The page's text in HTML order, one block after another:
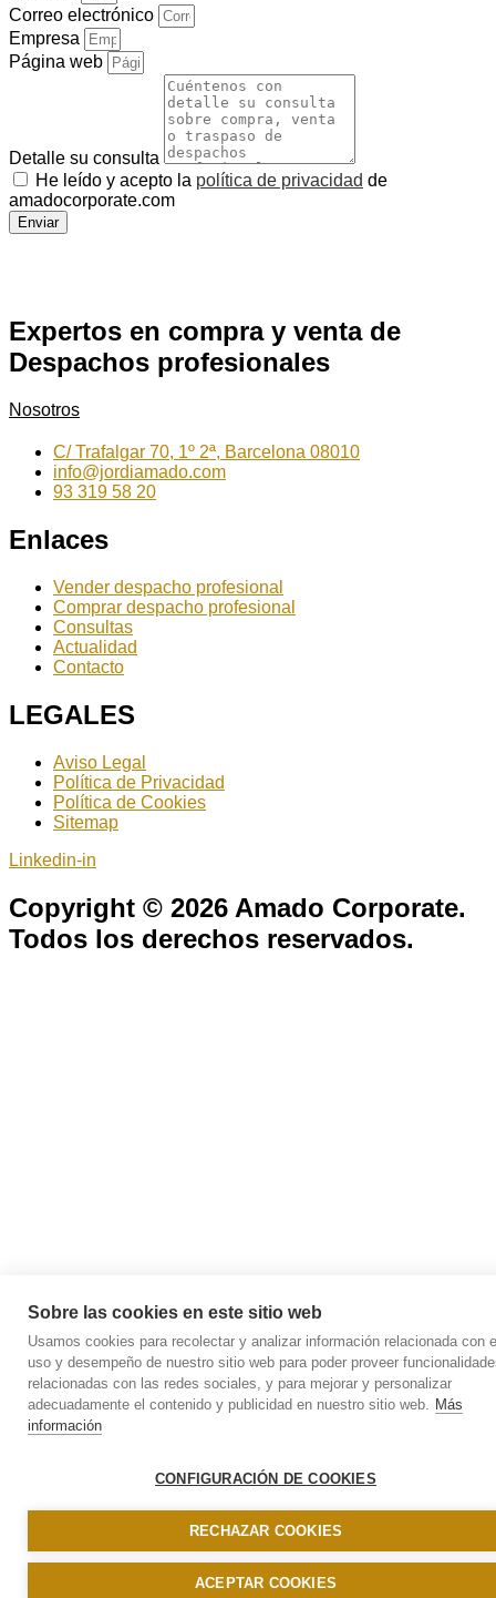
Correo electrónico
Empresa
Página web
Detalle su consulta
He leído y acepto la política de privacidad de
amadocorporate.com
Enviar
Expertos en compra y venta de
Despachos profesionales
Nosotros
C/ Trafalgar 70, 1º 2ª, Barcelona 08010
info@jordiamado.com
93 319 58 20
Enlaces
Vender despacho profesional
Comprar despacho profesional
Consultas
Actualidad
Contacto
LEGALES
Aviso Legal
Política de Privacidad
Política de Cookies
Sitemap
Linkedin-in
Copyright © 2026 Amado Corporate.
Todos los derechos reservados.
Sobre las cookies en este sitio web
Usamos cookies para recolectar y analizar información relacionada con
uso y desempeño de nuestro sitio web para poder proveer
relacionadas con las redes sociales, y para mejorar y personalizar
adecuadamente el contenido y publicidad en nuestro sitio web. Más
información
CONFIGURACIÓN DE COOKIES
RECHAZAR COOKIES
ACEPTAR COOKIES